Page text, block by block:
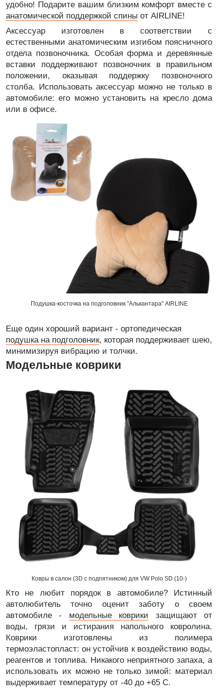
удобно! Подарите вашим близким комфорт вместе с
анатомической поддержкой спины от AIRLINE!
Аксессуар изготовлен в соответствии с
естественными анатомическим изгибом поясничного
отдела позвоночника. Особая форма и деревянные
вставки поддерживают позвоночник в правильном
положении, оказывая поддержку позвоночного
столба. Использовать аксессуар можно не только в
автомобиле: его можно установить на кресло дома
или в офисе.
Подушка-косточка на подголовник "Алькантара" AIRLINE
Еще один хороший вариант - ортопедическая
подушка на подголовник, которая поддерживает шею,
минимизируя вибрацию и толчки.
Модельные коврики
Ковры в салон (3D с подпятником) для VW Polo SD (10-)
Кто не любит порядок в автомобиле? Истинный
автолюбитель точно оценит заботу о своем
автомобиле - модельные коврики защищают от
воды, грязи и истирания напольного ковролина.
Коврики изготовлены из полимера
термоэластопласт: он устойчив к воздействию воды,
реагентов и топлива. Никакого неприятного запаха, а
использовать их можно не только зимой: материал
выдерживает температуру от -40 до +65 С.